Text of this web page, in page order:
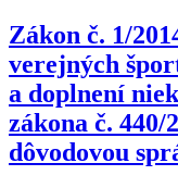
Zákon č. 1/
verejných
a doplnení
zákona č. 440/
dôvodovou